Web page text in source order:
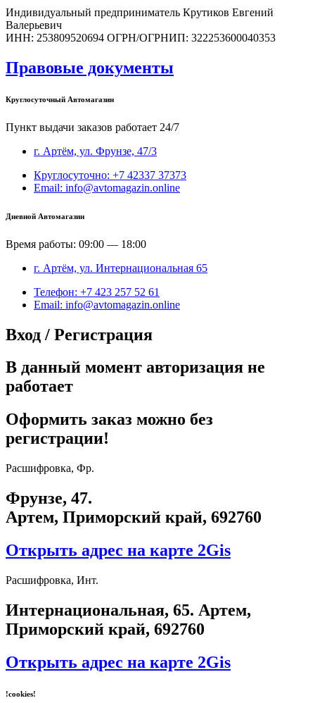
Индивидуальный предприниматель Крутиков Евгений
Валерьевич
ИНН: 253809520694 ОГРН/ОГРНИП: 322253600040353
Правовые документы
Круглосуточный Автомагазин
Пункт выдачи заказов работает 24/7
г. Артём, ул. Фрунзе, 47/3
Круглосуточно: +7 42337 37373
Email: info@avtomagazin.online
Дневной Автомагазин
Время работы: 09:00 — 18:00
г. Артём, ул. Интернациональная 65
Телефон: +7 423 257 52 61
Email: info@avtomagazin.online
Вход / Регистрация
В данный момент авторизация не
работает
Оформить заказ можно без
регистрации!
Расшифровка, Фр.
Фрунзе, 47.
Артем, Приморский край, 692760
Открыть адрес на карте 2Gis
Расшифровка, Инт.
​Интернациональная, 65​. Артем,
Приморский край, 692760
Открыть адрес на карте 2Gis
!cookies!